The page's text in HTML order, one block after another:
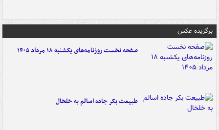
برگزیده عکس
صفحه نخست روزنامه‌های یکشنبه ۱۸ مرداد ۱۴۰۵
طبیعت بکر جاده اسالم به خلخال